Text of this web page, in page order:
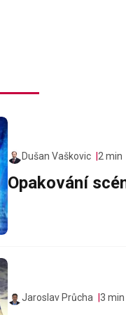
Dušan Vaškovic 2 min
Opakování
Jaroslav Průcha 3 min